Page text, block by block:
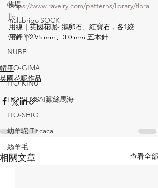
牧場
malabrigo SOCK
ARROYO
NUBE
ITO-GIMA
ITO-KINU
ITO-SENSAI蠶絲馬海
ITO-SHIO
幼羊駝 Titicaca
絲羊毛
https://www.ravelry.com/patterns/library/flora
lly
用線｜英國花呢- 鵝卵石、紅寶石，各1絞
用針｜2.75 mm、3.0 mm 五本針
帽子
英國花呢作品
相關文章 查看全部